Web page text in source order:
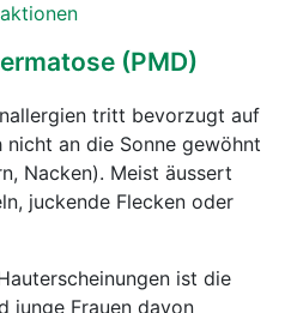
(PMD)
tritt bevorzugt auf
an die Sonne gewöhnt
Nacken). Meist äussert
juckende Flecken oder
ist die
junge Frauen davon